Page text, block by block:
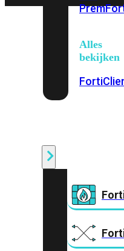
Prem
Alles
bekijken